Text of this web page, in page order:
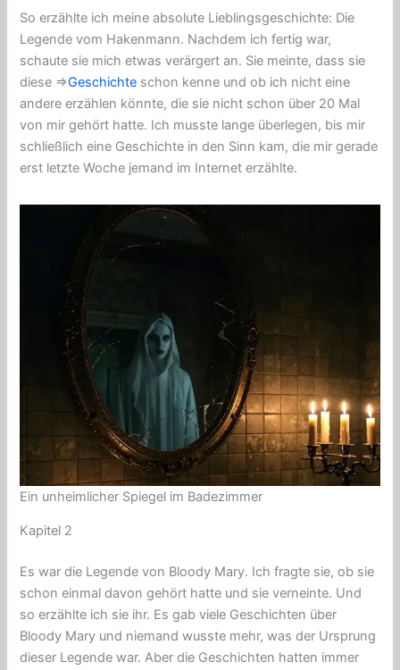
So erzählte ich meine absolute Lieblingsgeschichte: Die
Legende vom Hakenmann. Nachdem ich fertig war,
schaute sie mich etwas verärgert an. Sie meinte, dass sie
diese ⇒Geschichte schon kenne und ob ich nicht eine
andere erzählen könnte, die sie nicht schon über 20 Mal
von mir gehört hatte. Ich musste lange überlegen, bis mir
schließlich eine Geschichte in den Sinn kam, die mir gerade
erst letzte Woche jemand im Internet erzählte.
Ein unheimlicher Spiegel im Badezimmer
Kapitel 2
Es war die Legende von Bloody Mary. Ich fragte sie, ob sie
schon einmal davon gehört hatte und sie verneinte. Und
so erzählte ich sie ihr. Es gab viele Geschichten über
Bloody Mary und niemand wusste mehr, was der Ursprung
dieser Legende war. Aber die Geschichten hatten immer